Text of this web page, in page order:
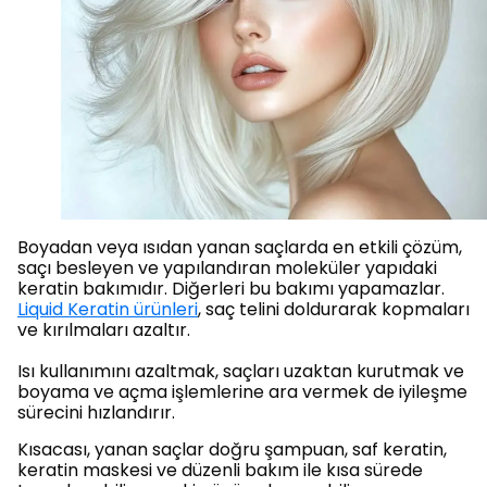
Boyadan veya ısıdan yanan saçlarda en etkili çözüm,
saçı besleyen ve yapılandıran moleküler yapıdaki
keratin bakımıdır. Diğerleri bu bakımı yapamazlar.
Liquid Keratin ürünleri, saç telini doldurarak kopmaları
ve kırılmaları azaltır.
Isı kullanımını azaltmak, saçları uzaktan kurutmak ve
boyama ve açma işlemlerine ara vermek de iyileşme
sürecini hızlandırır.
Kısacası, yanan saçlar doğru şampuan, saf keratin,
keratin maskesi ve düzenli bakım ile kısa sürede